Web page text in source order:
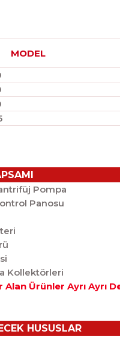
MODEL
Pompa
Panosu
Kollektörleri
Alan Ürünler Ayrı Ayrı
HUSUSLAR